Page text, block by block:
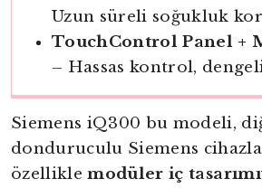
Uzun süreli soğukluk
TouchControl Panel +
– Hassas kontrol,
Siemens iQ300 bu modeli,
donduruculu Siemens
özelliklemodüler iç